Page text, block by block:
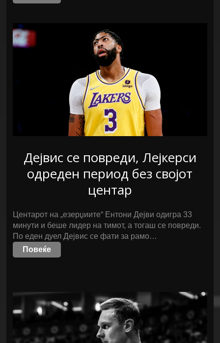
Дејвис се повреди, Лејкерси
одреден период без својот
центар
Центарот на „езерџиите“ Ентони Дејви одигра 33
минути и беше лидер на тимот, а тогаш се повреди.
По еден дуел Дејвис се фати за рамо…
Повеќе